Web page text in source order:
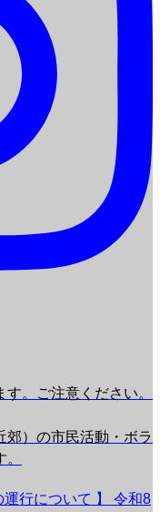
。ご注意ください。
郊）の市民活動・ボラ
運行について 】 令和8